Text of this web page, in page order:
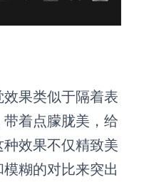
效果类似于隔着表
着点朦胧美，给
效果不仅精致美
糊的对比来突出